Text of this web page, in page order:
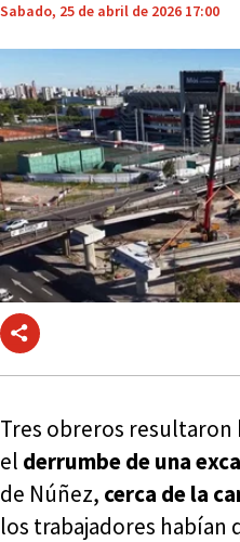
Sabado, 25 de abril de 2026 17:00
Tres obreros resultaron
el derrumbe de una
de Núñez, cerca de la
los trabajadores habían